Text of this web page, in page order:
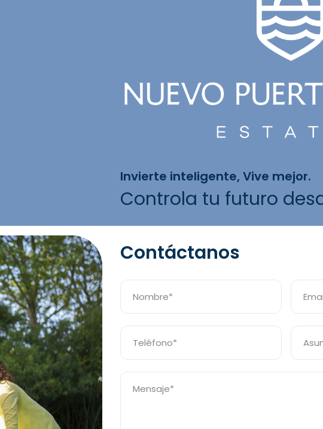
Invierte inteligente, Vive mejor.
Controla tu futuro
Contáctanos